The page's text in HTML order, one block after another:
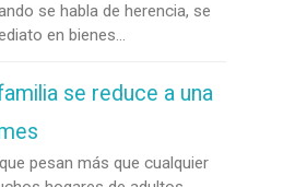
se habla de herencia, se
en bienes...
se reduce a una
pesan más que cualquier